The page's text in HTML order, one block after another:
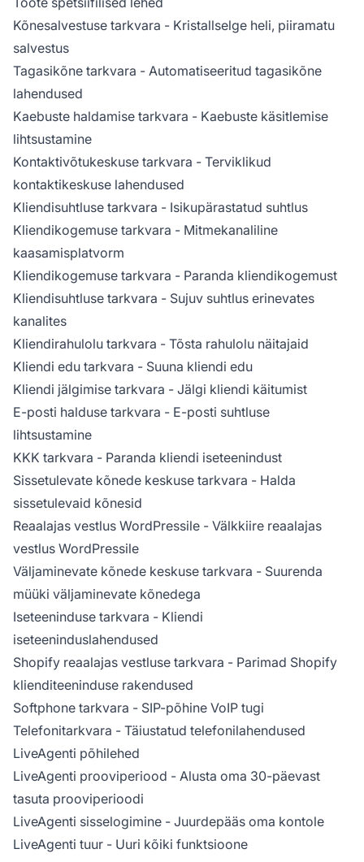
Kõnesalvestuse tarkvara - Kristallselge heli, piiramatu
salvestus
Tagasikõne tarkvara - Automatiseeritud tagasikõne
lahendused
Kaebuste haldamise tarkvara - Kaebuste käsitlemise
lihtsustamine
Kontaktivõtukeskuse tarkvara - Terviklikud
kontaktikeskuse lahendused
Kliendisuhtluse tarkvara - Isikupärastatud suhtlus
Kliendikogemuse tarkvara - Mitmekanaliline
kaasamisplatvorm
Kliendikogemuse tarkvara - Paranda kliendikogemust
Kliendisuhtluse tarkvara - Sujuv suhtlus erinevates
kanalites
Kliendirahulolu tarkvara - Tõsta rahulolu näitajaid
Kliendi edu tarkvara - Suuna kliendi edu
Kliendi jälgimise tarkvara - Jälgi kliendi käitumist
E-posti halduse tarkvara - E-posti suhtluse
lihtsustamine
KKK tarkvara - Paranda kliendi iseteenindust
Sissetulevate kõnede keskuse tarkvara - Halda
sissetulevaid kõnesid
Reaalajas vestlus WordPressile - Välkkiire reaalajas
vestlus WordPressile
Väljaminevate kõnede keskuse tarkvara - Suurenda
müüki väljaminevate kõnedega
Iseteeninduse tarkvara - Kliendi
iseteeninduslahendused
Shopify reaalajas vestluse tarkvara - Parimad Shopify
klienditeeninduse rakendused
Softphone tarkvara - SIP-põhine VoIP tugi
Telefonitarkvara - Täiustatud telefonilahendused
LiveAgenti põhilehed
LiveAgenti prooviperiood - Alusta oma 30-päevast
tasuta prooviperioodi
LiveAgenti sisselogimine - Juurdepääs oma kontole
LiveAgenti tuur - Uuri kõiki funktsioone